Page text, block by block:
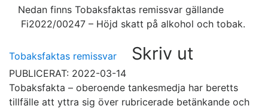
Nedan finns Tobaksfaktas remissvar gällande
Fi2022/00247 – Höjd skatt på alkohol och tobak.
Tobaksfaktas remissvar Skriv ut
PUBLICERAT: 2022-03-14
Tobaksfakta – oberoende tankesmedja har beretts
tillfälle att yttra sig över rubricerade betänkande och